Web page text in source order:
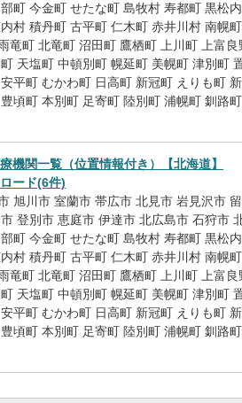
町 今金町 せたな町 島牧村 寿都町 黒松
村 積丹町 古平町 仁木町 赤井川村 南幌町
竜町 北竜町 沼田町 鷹栖町 上川町 上富
天塩町 中頓別町 幌延町 美幌町 津別町
安平町 むかわ町 日高町 新冠町 えりも町
豊頃町 本別町 足寄町 陸別町 浦幌町 釧路町
機関一覧（位置情報付き）【北海道】
ード(6件)
旭川市 室蘭市 帯広市 北見市 岩見沢市
登別市 恵庭市 伊達市 北広島市 石狩市
町 今金町 せたな町 島牧村 寿都町 黒松
村 積丹町 古平町 仁木町 赤井川村 南幌町
竜町 北竜町 沼田町 鷹栖町 上川町 上富
天塩町 中頓別町 幌延町 美幌町 津別町
安平町 むかわ町 日高町 新冠町 えりも町
豊頃町 本別町 足寄町 陸別町 浦幌町 釧路町